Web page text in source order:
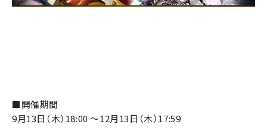
■開催期間
9月13日（木）18:00 ～12月13日（木）17:59